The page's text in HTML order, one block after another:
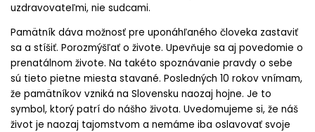
uzdravovateľmi, nie sudcami.
Pamätník dáva možnosť pre uponáhľaného človeka zastaviť
sa a stíšiť. Porozmýšľať o živote. Upevňuje sa aj povedomie o
prenatálnom živote. Na takéto spoznávanie pravdy o sebe
sú tieto pietne miesta stavané. Posledných 10 rokov vnímam,
že pamätníkov vzniká na Slovensku naozaj hojne. Je to
symbol, ktorý patrí do nášho života. Uvedomujeme si, že náš
život je naozaj tajomstvom a nemáme iba oslavovať svoje